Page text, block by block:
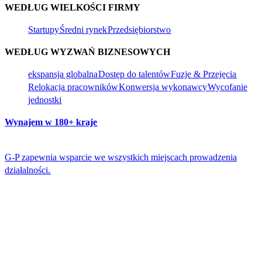
WEDŁUG WIELKOŚCI FIRMY​​
Startupy​​Średni rynek​​Przedsiębiorstwo​​
WEDŁUG WYZWAŃ BIZNESOWYCH​​
ekspansja globalna​​Dostęp do talentów​​Fuzje & Przejęcia​​
Relokacja pracowników​​Konwersja wykonawcy​​Wycofanie
jednostki​​
Wynajem w 180+ kraje​​
G-P zapewnia wsparcie we wszystkich miejscach prowadzenia
działalności.​​